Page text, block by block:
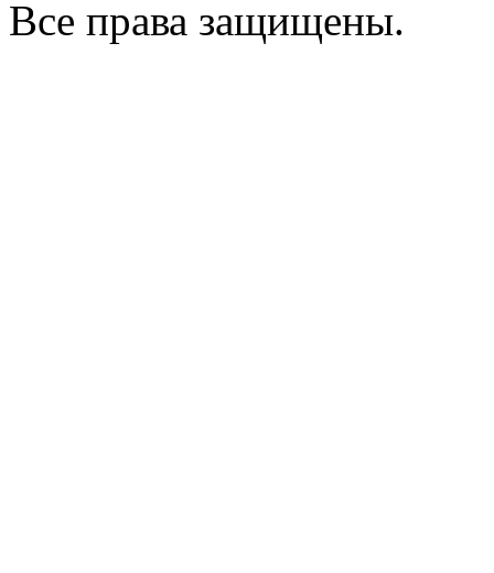
Все права защищены.